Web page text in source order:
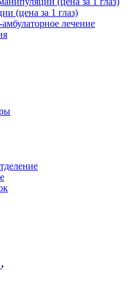
(цена за 1 глаз)
лечение